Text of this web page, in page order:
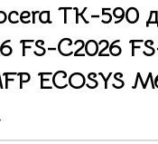
TK-590
FS-C2026
ECOSYS